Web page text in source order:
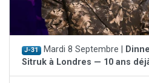
J-31 Mardi 8 Septembre |
Sitruk à Londres — 10 ans